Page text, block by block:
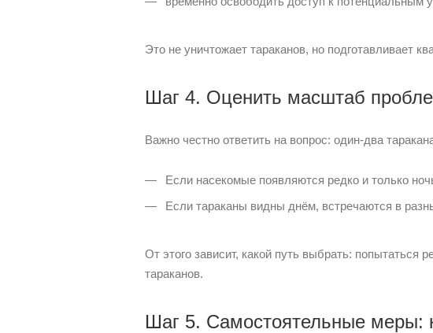
Это не уничтожает тараканов, но подготавливает
Шаг 4. Оценить масштаб
Важно честно ответить на вопрос: один-два
Если насекомые появляются редко и только
Если тараканы видны днём, встречаются в
От этого зависит, какой путь выбрать:
тараканов.
Шаг 5. Самостоятельные меры: